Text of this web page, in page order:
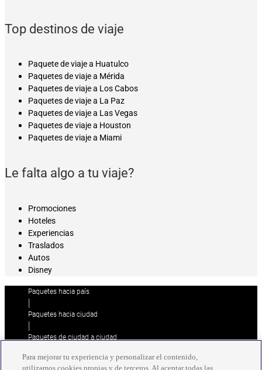
Top destinos de viaje
Paquete de viaje a Huatulco
Paquetes de viaje a Mérida
Paquetes de viaje a Los Cabos
Paquetes de viaje a La Paz
Paquetes de viaje a Las Vegas
Paquetes de viaje a Houston
Paquetes de viaje a Miami
Le falta algo a tu viaje?
Promociones
Hoteles
Experiencias
Traslados
Autos
Disney
Paquetes hacia país
|
Paquetes hacia ciudad
|
Paquetes de ciudad a ciudad
Paquetes de ciudad a país
Para mejorar tu experiencia y personalizar el contenido,
utilizamos cookies propias y de terceros. Al aceptar todas las